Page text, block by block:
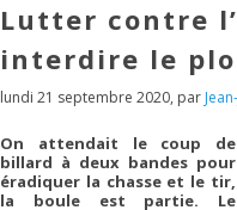
Lutter contre
interdire le
lundi 21 septembre 2020, par
On attendait le coup de
billard à deux bandes pour
éradiquer la chasse et le tir,
la boule est partie. Le